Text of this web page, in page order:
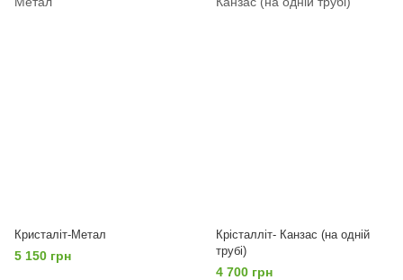
Кристаліт-Метал
5 150 грн
Крісталліт- Канзас (на одній
трубі)
4 700 грн